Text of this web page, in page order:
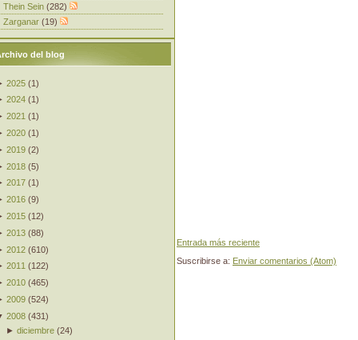
Entrada más reciente
Suscribirse a: Enviar comentarios (Atom)
Thein Sein (282)
Zarganar (19)
del blog
2025 (1)
2024 (1 )
2021 (1)
2020 (1)
2019 (2)
2018 (5)
2017 (1 )
2016 (9)
2015 (12)
2013 (88)
2012 (610)
2011 (122)
2010 (465)
2009 (524)
2008 (431)
►diciembre (24)